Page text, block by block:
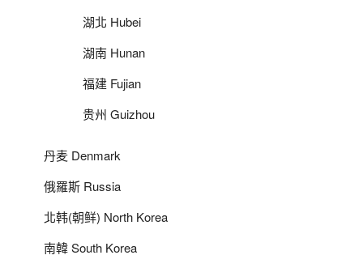
湖北 Hubei
湖南 Hunan
福建 Fujian
贵州 Guizhou
丹麦 Denmark
俄羅斯 Russia
北韩(朝鲜) North Korea
南韓 South Korea